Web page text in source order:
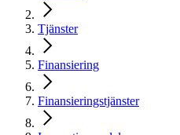
Tjänster
Finansiering
Finansieringstjänster